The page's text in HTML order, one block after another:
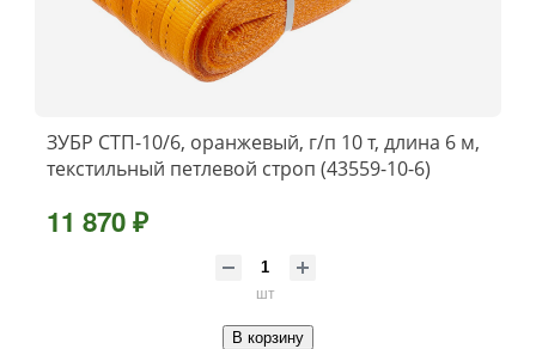
ЗУБР СТП-10/6, оранжевый, г/п 10 т, длина 6 м,
текстильный петлевой строп (43559-10-6)
11 870 ₽
шт
В корзину